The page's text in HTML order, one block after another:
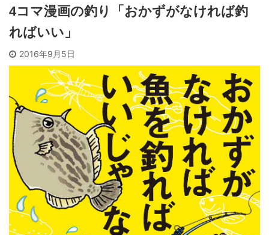
4コマ漫画の釣り「おかずがなければ釣
ればいい」
2016年9月5日